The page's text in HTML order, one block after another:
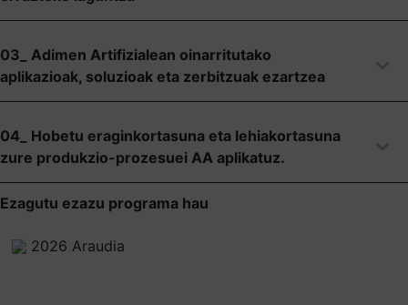
03_ Adimen Artifizialean oinarritutako
aplikazioak, soluzioak eta zerbitzuak ezartzea
04_ Hobetu eraginkortasuna eta lehiakortasuna
zure produkzio-prozesuei AA aplikatuz.
Ezagutu ezazu programa hau
2026 Araudia